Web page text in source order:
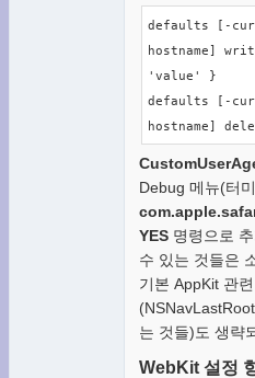
defaults [-
hostname]
'value' }
defaults [-
hostname]
Debug 메뉴(터
YES명령으로 추
수 있는 것들은
기본 AppKit 관
는 것들)도 생략
WebKit 설정